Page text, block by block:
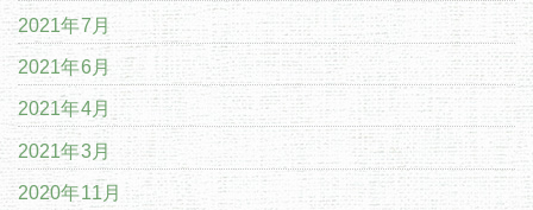
2021年7月
2021年6月
2021年4月
2021年3月
2020年11月